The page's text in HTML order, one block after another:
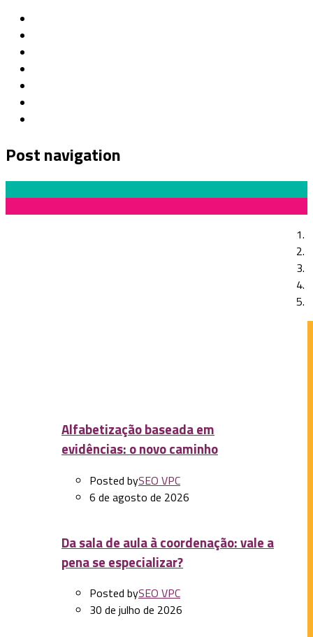
Post navigation
Previous Post
Alfabetização baseada em
evidências: o novo caminho
Posted bySEO VPC
6 de agosto de 2026
Da sala de aula à coordenação: vale a
pena se especializar?
Posted bySEO VPC
30 de julho de 2026